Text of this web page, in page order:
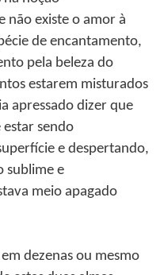
não existe o amor à
de encantamento,
pela beleza do
estarem misturados
apressado dizer que
sendo
e despertando,
sublime e
meio apagado
dezenas ou mesmo